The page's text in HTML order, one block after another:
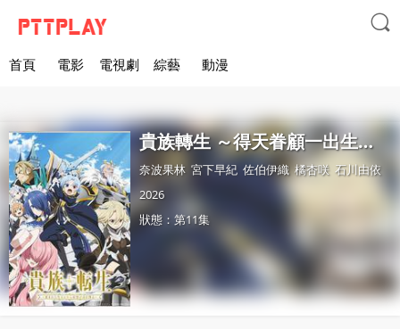

首頁 電影 電視劇 綜藝 動漫
貴族轉生 ～得天眷顧一出生就獲得最強力量～
奈波果林 宮下早紀 佐伯伊織 橘杏咲 石川由依
2026
狀態：第11集